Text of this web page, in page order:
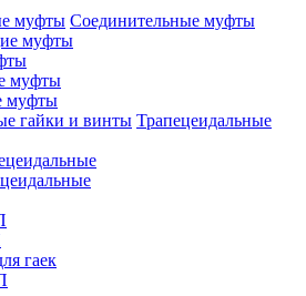
Соединительные муфты
муфты
муфты
муфты
Трапецеидальные
гаек